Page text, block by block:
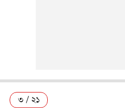
৩ / ২১